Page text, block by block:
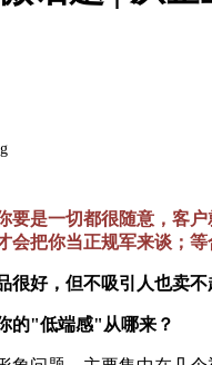
要是一切都很随意，客
会把你当正规军来谈；
很好，但不吸引人也卖不
的"低端感"从哪来？